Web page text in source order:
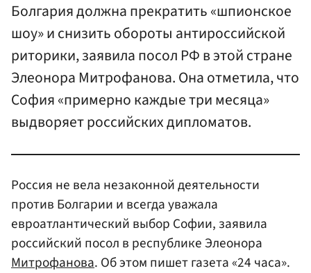
Болгария должна прекратить «шпионское
шоу» и снизить обороты антироссийской
риторики, заявила посол РФ в этой стране
Элеонора Митрофанова. Она отметила, что
София «примерно каждые три месяца»
выдворяет российских дипломатов.
Россия не вела незаконной деятельности
против Болгарии и всегда уважала
евроатлантический выбор Софии, заявила
российский посол в республике Элеонора
Митрофанова. Об этом пишет газета «24 часа».